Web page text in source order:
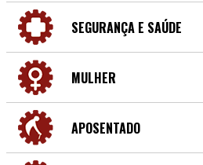
SEGURANÇA E SAÚDE
MULHER
APOSENTADO